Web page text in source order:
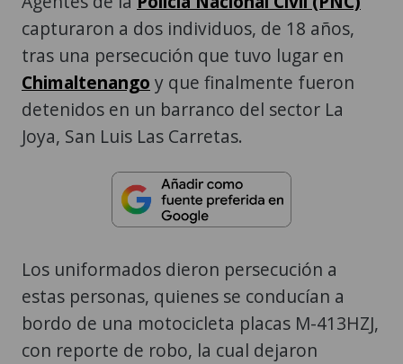
capturaron a dos individuos, de 18 años,
tras una persecución que tuvo lugar en
Chimaltenango y que finalmente fueron
detenidos en un barranco del sector La
Joya, San Luis Las Carretas.
Los uniformados dieron persecución a
estas personas, quienes se conducían a
bordo de una motocicleta placas M-413HZJ,
con reporte de robo, la cual dejaron